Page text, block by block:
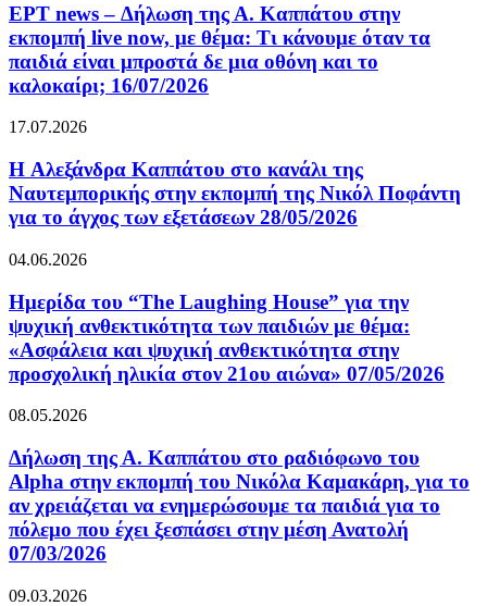
ΕΡΤ news – Δήλωση της Α. Καππάτου στην
εκπομπή live now, με θέμα: Τι κάνουμε όταν τα
παιδιά είναι μπροστά δε μια οθόνη και το
καλοκαίρι; 16/07/2026
17.07.2026
H Αλεξάνδρα Καππάτου στο κανάλι της
Ναυτεμπορικής στην εκπομπή της Νικόλ Ποφάντη
για το άγχος των εξετάσεων 28/05/2026
04.06.2026
Ημερίδα του “The Laughing House” για την
ψυχική ανθεκτικότητα των παιδιών με θέμα:
«Ασφάλεια και ψυχική ανθεκτικότητα στην
προσχολική ηλικία στον 21ου αιώνα» 07/05/2026
08.05.2026
Δήλωση της Α. Καππάτου στο ραδιόφωνο του
Alpha στην εκπομπή του Νικόλα Καμακάρη, για το
αν χρειάζεται να ενημερώσουμε τα παιδιά για το
πόλεμο που έχει ξεσπάσει στην μέση Ανατολή
07/03/2026
09.03.2026